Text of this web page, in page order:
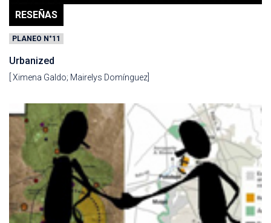
RESEÑAS
PLANEO N°11
Urbanized
[ Ximena Galdo; Mairelys Domínguez]